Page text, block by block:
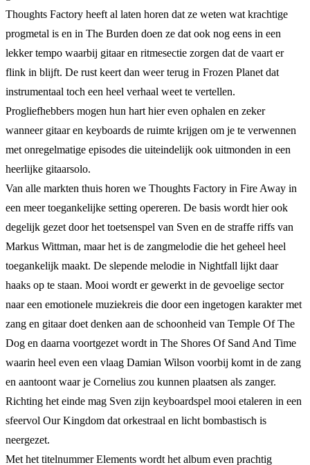
Thoughts Factory heeft al laten horen dat ze weten wat krachtige
progmetal is en in The Burden doen ze dat ook nog eens in een
lekker tempo waarbij gitaar en ritmesectie zorgen dat de vaart er
flink in blijft. De rust keert dan weer terug in Frozen Planet dat
instrumentaal toch een heel verhaal weet te vertellen.
Progliefhebbers mogen hun hart hier even ophalen en zeker
wanneer gitaar en keyboards de ruimte krijgen om je te verwennen
met onregelmatige episodes die uiteindelijk ook uitmonden in een
heerlijke gitaarsolo.
Van alle markten thuis horen we Thoughts Factory in Fire Away in
een meer toegankelijke setting opereren. De basis wordt hier ook
degelijk gezet door het toetsenspel van Sven en de straffe riffs van
Markus Wittman, maar het is de zangmelodie die het geheel heel
toegankelijk maakt. De slepende melodie in Nightfall lijkt daar
haaks op te staan. Mooi wordt er gewerkt in de gevoelige sector
naar een emotionele muziekreis die door een ingetogen karakter met
zang en gitaar doet denken aan de schoonheid van Temple Of The
Dog en daarna voortgezet wordt in The Shores Of Sand And Time
waarin heel even een vlaag Damian Wilson voorbij komt in de zang
en aantoont waar je Cornelius zou kunnen plaatsen als zanger.
Richting het einde mag Sven zijn keyboardspel mooi etaleren in een
sfeervol Our Kingdom dat orkestraal en licht bombastisch is
neergezet.
Met het titelnummer Elements wordt het album even prachtig